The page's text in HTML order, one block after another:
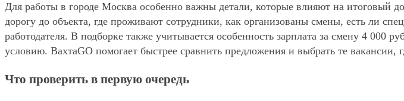
Для работы в городе Москва особенно важны детали, которые влияют на итоговый
дорогу до объекта, где проживают сотрудники, как организованы смены, есть ли
работодателя. В подборке также учитывается особенность зарплата за смену 4 000
условию. ВахтаGO помогает быстрее сравнить предложения и выбрать те вакансии,
Что проверить в первую очередь